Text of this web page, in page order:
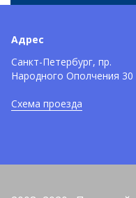
Адрес
Санкт-Петербург, пр.
Народного Ополчения 30
Схема проезда